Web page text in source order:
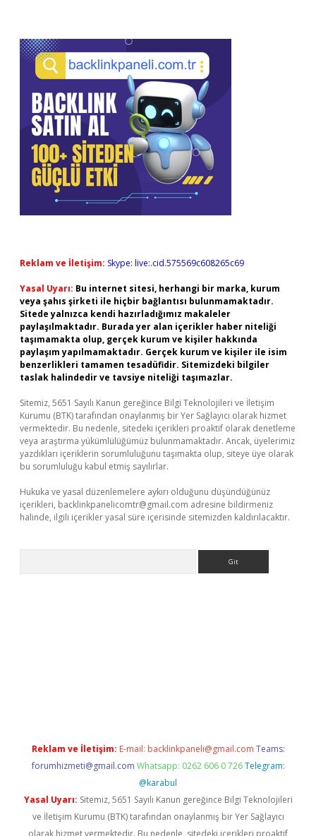
Reklam ve İletişim: Skype: live:.cid.575569c608265c69
Yasal Uyarı: Bu internet sitesi, herhangi bir marka, kurum
veya şahıs şirketi ile hiçbir bağlantısı bulunmamaktadır.
Sitede yalnızca kendi hazırladığımız makaleler
paylaşılmaktadır. Burada yer alan içerikler haber niteliği
taşımamakta olup, gerçek kurum ve kişiler hakkında
paylaşım yapılmamaktadır. Gerçek kurum ve kişiler ile isim
benzerlikleri tamamen tesadüfidir. Sitemizdeki bilgiler
taslak halindedir ve tavsiye niteliği taşımazlar.
Sitemiz, 5651 Sayılı Kanun gereğince Bilgi Teknolojileri ve İletişim
Kurumu (BTK) tarafından onaylanmış bir Yer Sağlayıcı olarak hizmet
vermektedir. Bu nedenle, sitedeki içerikleri proaktif olarak denetleme
veya araştırma yükümlülüğümüz bulunmamaktadır. Ancak, üyelerimiz
yazdıkları içeriklerin sorumluluğunu taşımakta olup, siteye üye olarak
bu sorumluluğu kabul etmiş sayılırlar.
Hukuka ve yasal düzenlemelere aykırı olduğunu düşündüğünüz
içerikleri, backlinkpanelicomtr@gmail.com adresine bildirmeniz
halinde, ilgili içerikler yasal süre içerisinde sitemizden kaldırılacaktır.
Reklam ve İletişim: E-mail: backlinkpaneli@gmail.com Teams:
forumhizmeti@gmail.com Whatsapp: 0262 606 0 726 Telegram:
@karabul
Yasal Uyarı: Sitemiz, 5651 Sayılı Kanun gereğince Bilgi Teknolojileri
ve İletişim Kurumu (BTK) tarafından onaylanmış bir Yer Sağlayıcı
olarak hizmet vermektedir. Bu nedenle, sitedeki içerikleri proaktif